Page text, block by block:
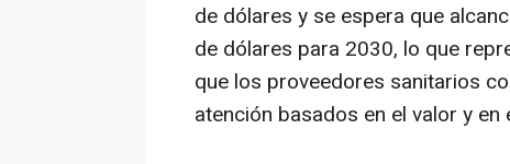
de dólares y se espera que
de dólares para 2030, lo que
que los proveedores sanitarios
atención basados en el valor y en